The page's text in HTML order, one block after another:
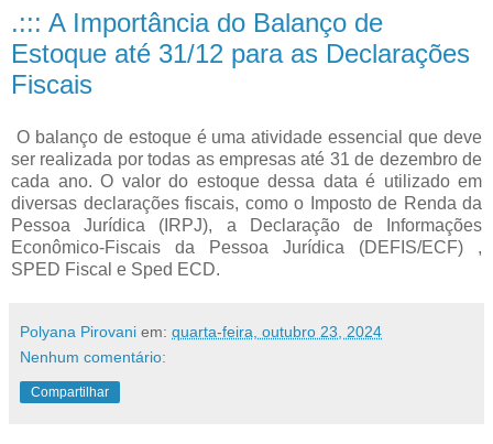
.::: A Importância do Balanço de
Estoque até 31/12 para as Declarações
Fiscais
O balanço de estoque é uma atividade essencial que deve
ser realizada por todas as empresas até 31 de dezembro de
cada ano. O valor do estoque dessa data é utilizado em
diversas declarações fiscais, como o Imposto de Renda da
Pessoa Jurídica (IRPJ), a Declaração de Informações
Econômico-Fiscais da Pessoa Jurídica (DEFIS/ECF) ,
SPED Fiscal e Sped ECD.
Polyana Pirovani em: quarta-feira, outubro 23, 2024
Nenhum comentário:
Compartilhar